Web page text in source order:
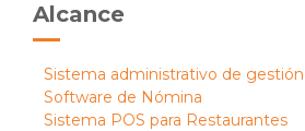
Alcance
Sistema administrativo de gestión
Software de Nómina
Sistema POS para Restaurantes